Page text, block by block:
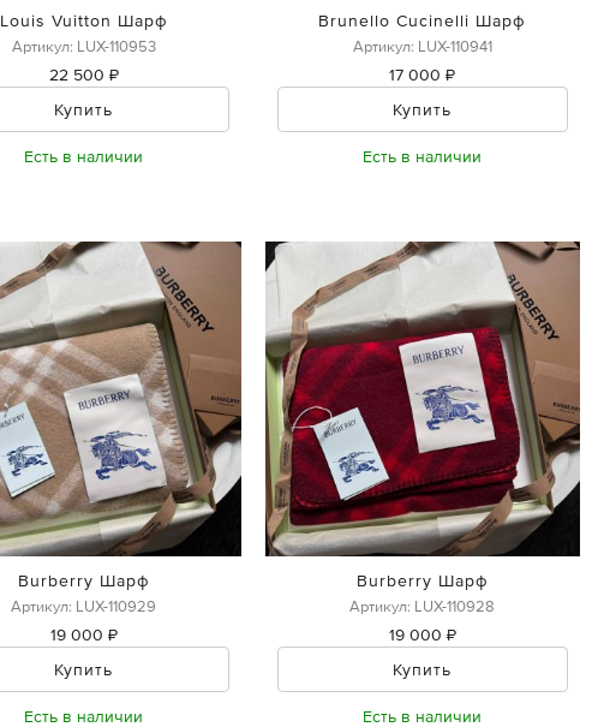
Louis Vuitton Шарф
Артикул: LUX-110953
22 500 ₽
Купить
Есть в наличии
Brunello Cucinelli Шарф
Артикул: LUX-110941
17 000 ₽
Купить
Есть в наличии
Burberry Шарф
Артикул: LUX-110929
19 000 ₽
Купить
Есть в наличии
Burberry Шарф
Артикул: LUX-110928
19 000 ₽
Купить
Есть в наличии